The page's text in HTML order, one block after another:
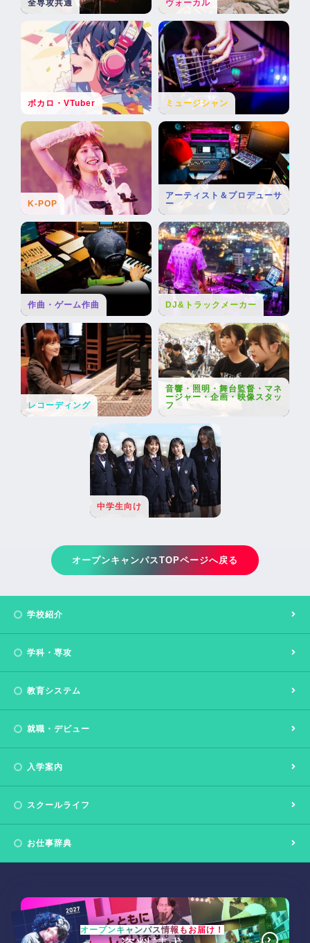
全専攻共通 ヴォーカル
ボカロ・VTuber ミュージシャン
K-POP
アーティスト＆プロデューサ
ー
作曲・ゲーム作曲 DJ&トラックメーカー
レコーディング
音響・照明・舞台監督・マネ
ージャー・企画・映像スタッ
フ
中学生向け
オープンキャンパスTOPページへ戻る
学校紹介
学科・専攻
教育システム
就職・デビュー
入学案内
スクールライフ
お仕事辞典
オープンキャンパス情報もお届け！